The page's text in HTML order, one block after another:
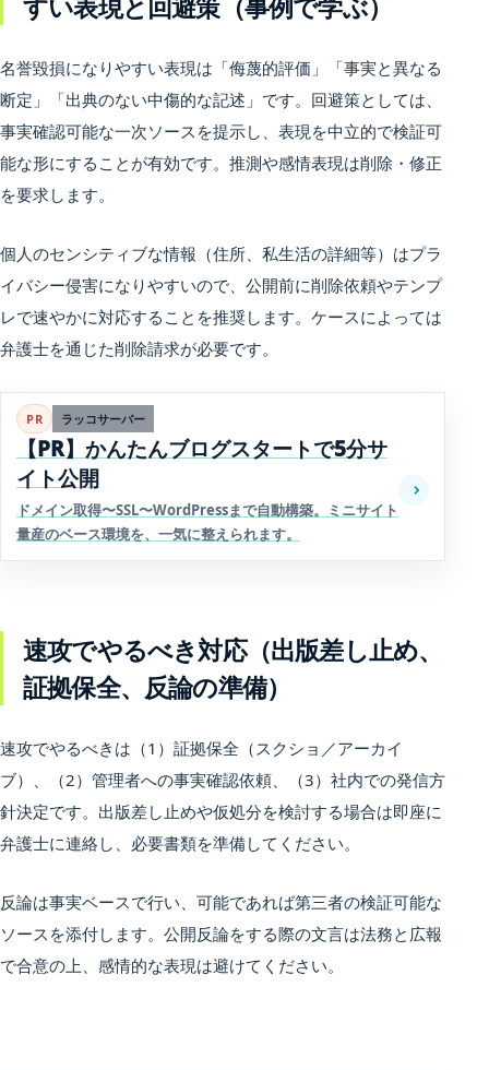
名誉毀損になりやすい表現は「侮蔑的評価」「事実と異なる
断定」「出典のない中傷的な記述」です。回避策としては、
事実確認可能な一次ソースを提示し、表現を中立的で検証可
能な形にすることが有効です。推測や感情表現は削除・修正
を要求します。
個人のセンシティブな情報（住所、私生活の詳細等）はプラ
イバシー侵害になりやすいので、公開前に削除依頼やテンプ
レで速やかに対応することを推奨します。ケースによっては
弁護士を通じた削除請求が必要です。
PR ラッコサーバー
【PR】かんたんブログスタートで5分サ
イト公開
ドメイン取得〜SSL〜WordPressまで自動構築。ミニサイト
量産のベース環境を、一気に整えられます。
速攻でやるべき対応（出版差し止め、
証拠保全、反論の準備）
速攻でやるべきは（1）証拠保全（スクショ／アーカイ
ブ）、（2）管理者への事実確認依頼、（3）社内での発信方
針決定です。出版差し止めや仮処分を検討する場合は即座に
弁護士に連絡し、必要書類を準備してください。
反論は事実ベースで行い、可能であれば第三者の検証可能な
ソースを添付します。公開反論をする際の文言は法務と広報
で合意の上、感情的な表現は避けてください。